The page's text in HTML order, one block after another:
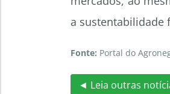
a sustentabilidade
Fonte: Portal do
◄ Leia outras